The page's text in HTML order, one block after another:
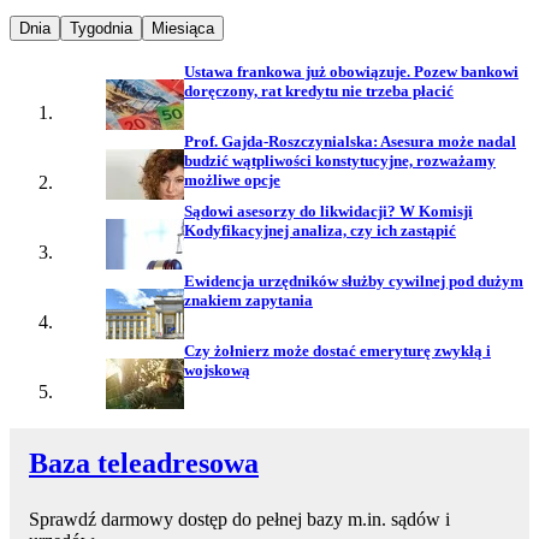
Najpopularniejsze wiadomości z
Dnia Najpopularniejsze wiadomości z
Tygodnia Najpopularniejsze wiadomości z
Miesiąca
Ustawa frankowa już obowiązuje. Pozew bankowi
doręczony, rat kredytu nie trzeba płacić
Prof. Gajda-Roszczynialska: Asesura może nadal
budzić wątpliwości konstytucyjne, rozważamy
możliwe opcje
Sądowi asesorzy do likwidacji? W Komisji
Kodyfikacyjnej analiza, czy ich zastąpić
Ewidencja urzędników służby cywilnej pod dużym
znakiem zapytania
Czy żołnierz może dostać emeryturę zwykłą i
wojskową
Baza teleadresowa
Sprawdź darmowy dostęp do pełnej bazy m.in. sądów i